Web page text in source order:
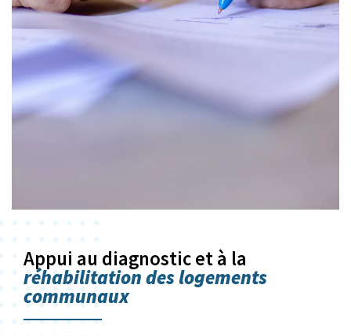
Appui au diagnostic et à la
réhabilitation des logements
communaux